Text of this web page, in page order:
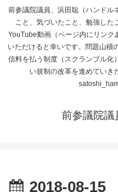
前参議院議員、浜田聡（ハンドル
こと、気づいたこと、勉強した
YouTube動画（ページ内にリンク
いただけると幸いです。問題山積
信料を払う制度（スクランブル化
い規制の改革を進めてい
前参議院議
2018-08-15